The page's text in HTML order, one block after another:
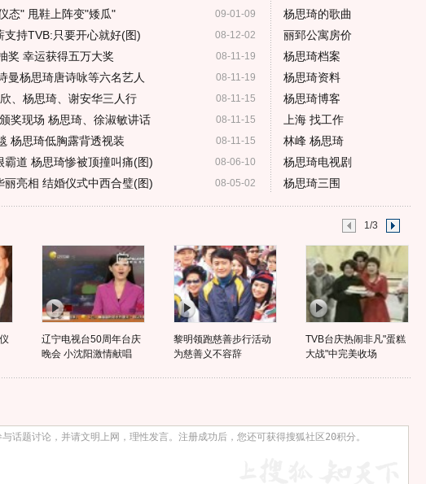
09-01-09
态" 甩鞋上阵变"矮瓜"
08-12-02
支持TVB:只要开心就好(图)
08-11-19
奖 幸运获得五万大奖
08-11-19
曼杨思琦唐诗咏等六名艺人
08-11-15
、杨思琦、谢安华三人行
08-11-15
奖现场 杨思琦、徐淑敏讲话
08-11-15
杨思琦低胸露背透视装
08-06-10
霸道 杨思琦惨被顶撞叫痛(图)
08-05-02
丽亮相 结婚仪式中西合璧(图)
杨思琦的歌曲
丽郅公寓房价
杨思琦档案
杨思琦资料
杨思琦博客
上海 找工作
林峰 杨思琦
杨思琦电视剧
杨思琦三围
1/3
辽宁电视台50周年台庆
晚会 小沈阳激情献唱
黎明领跑慈善步行活动
为慈善义不容辞
TVB台庆热闹非凡"蛋糕
大战"中完美收场